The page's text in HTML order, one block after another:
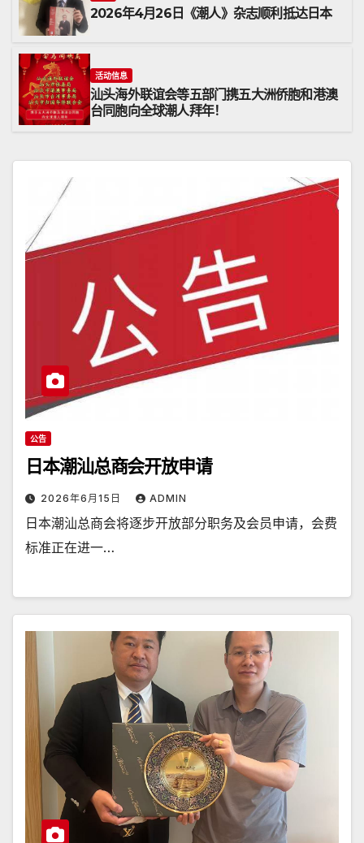
2026年4月26日《潮人》杂志顺利抵达日本
活动信息
汕头海外联谊会等五部门携五大洲侨胞和港澳
台同胞向全球潮人拜年！
公告
日本潮汕总商会开放申请
2026年6月15日 ADMIN
日本潮汕总商会将逐步开放部分职务及会员申请，会费
标准正在进一…